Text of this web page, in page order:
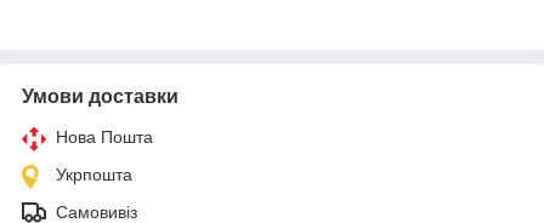
Умови доставки
Нова Пошта
Укрпошта
Самовивіз